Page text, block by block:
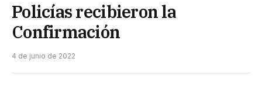
Policías recibieron la
Confirmación
4 de junio de 2022